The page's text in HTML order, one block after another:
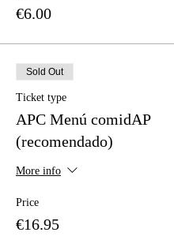
€6.00
Sold Out
Ticket type
APC Menú comidAP
(recomendado)
More info
Price
€16.95